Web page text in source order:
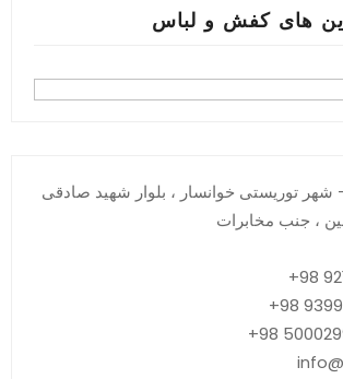
های کفش و لباس
شهر توریستی خوانسار ، بلوار شهید صادقی
، جنب مخابرات